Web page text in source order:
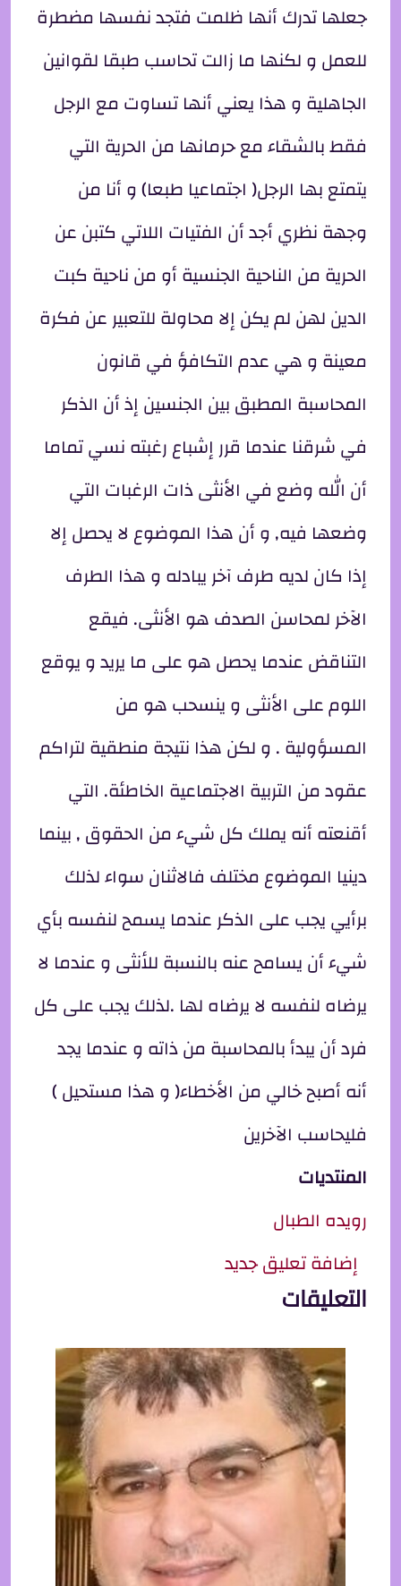
جعلها تدرك أنها ظلمت فتجد نفسها مضطرة
للعمل و لكنها ما زالت تحاسب طبقا لقوانين
الجاهلية و هذا يعني أنها تساوت مع الرجل
فقط بالشقاء مع حرمانها من الحرية التي
يتمتع بها الرجل( اجتماعيا طبعا) و أنا من
وجهة نظري أجد أن الفتيات اللاتي كتبن عن
الحرية من الناحية الجنسية أو من ناحية كبت
الدين لهن لم يكن إلا محاولة للتعبير عن فكرة
معينة و هي عدم التكافؤ في قانون
المحاسبة المطبق بين الجنسين إذ أن الذكر
في شرقنا عندما قرر إشباع رغبته نسي تماما
أن الله وضع في الأنثى ذات الرغبات التي
وضعها فيه, و أن هذا الموضوع لا يحصل إلا
إذا كان لديه طرف آخر يبادله و هذا الطرف
الآخر لمحاسن الصدف هو الأنثى. فيقع
التناقض عندما يحصل هو على ما يريد و يوقع
اللوم على الأنثى و ينسحب هو من
المسؤولية . و لكن هذا نتيجة منطقية لتراكم
عقود من التربية الاجتماعية الخاطئة. التي
أقنعته أنه يملك كل شيء من الحقوق , بينما
دينيا الموضوع مختلف فالاثنان سواء لذلك
برأيي يجب على الذكر عندما يسمح لنفسه بأي
شيء أن يسامح عنه بالنسبة للأنثى و عندما لا
يرضاه لنفسه لا يرضاه لها .لذلك يجب على كل
فرد أن يبدأ بالمحاسبة من ذاته و عندما يجد
أنه أصبح خالي من الأخطاء( و هذا مستحيل )
فليحاسب الآخرين
المنتديات
رويده الطبال
إضافة تعليق جديد
التعليقات